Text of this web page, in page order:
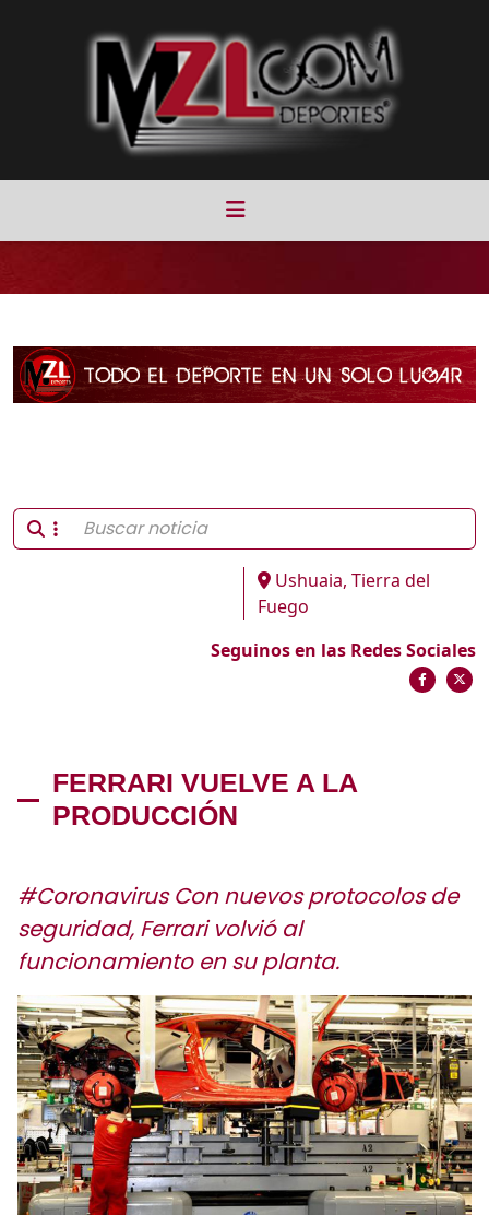
Ushuaia, Tierra del
Fuego
Seguinos en las Redes Sociales
FERRARI VUELVE A LA
PRODUCCIÓN
#Coronavirus Con nuevos protocolos de
seguridad, Ferrari volvió al
funcionamiento en su planta.